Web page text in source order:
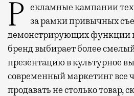
Рекламные кампании техники редко выходят
за рамки привычных
демонстрирующих функции
бренд выбирает более
презентацию в культурное
современный маркетинг все
продавать не столько товар,